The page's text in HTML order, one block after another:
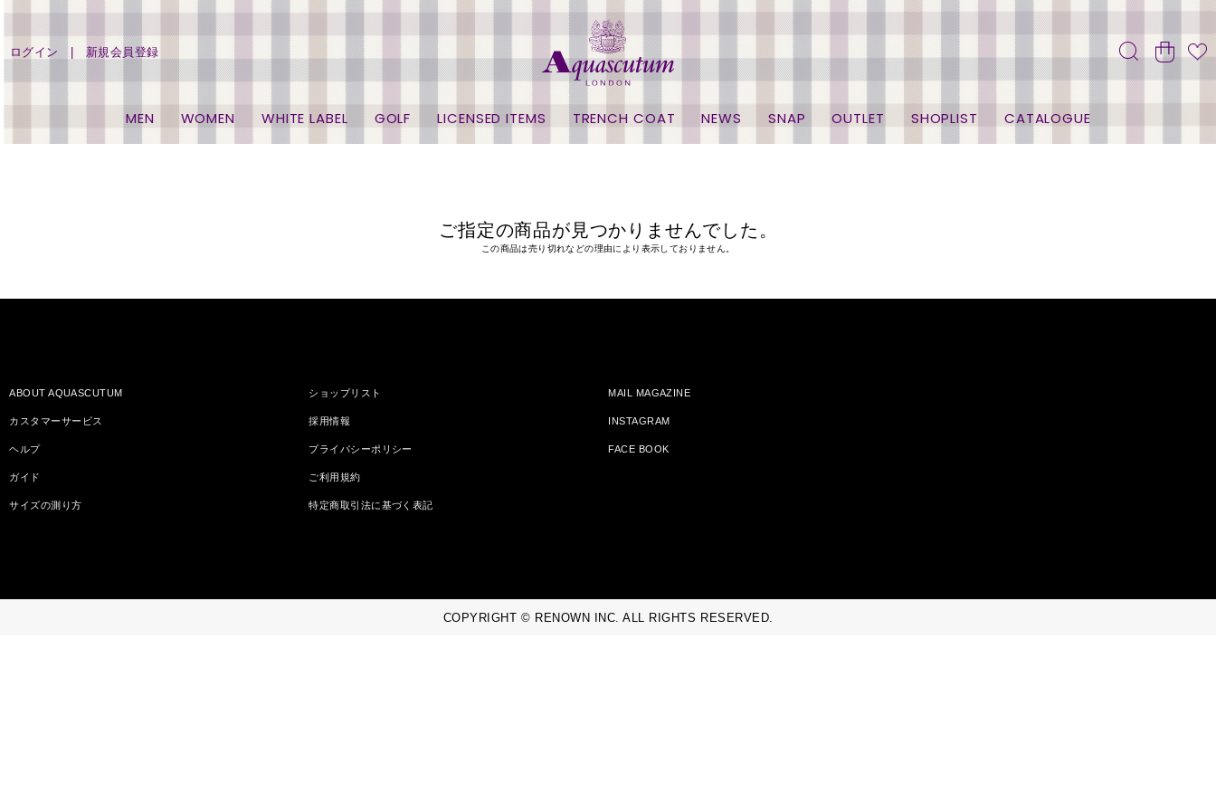
ログイン 新規会員登録
MEN WOMEN WHITE LABEL GOLF LICENSED ITEMS TRENCH COAT NEWS SNAP OUTLET SHOPLIST CATALOGUE
ご指定の商品が見つかりませんでした。
この商品は売り切れなどの理由により表示しておりません。
ABOUT AQUASCUTUM
カスタマーサービス
ヘルプ
ガイド
サイズの測り方
ショップリスト
採用情報
プライバシーポリシー
ご利用規約
特定商取引法に基づく表記
MAIL MAGAZINE
INSTAGRAM
FACE BOOK
COPYRIGHT © RENOWN INC. ALL RIGHTS RESERVED.